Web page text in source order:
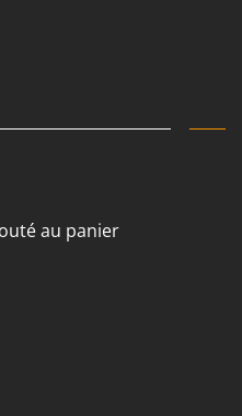
au panier